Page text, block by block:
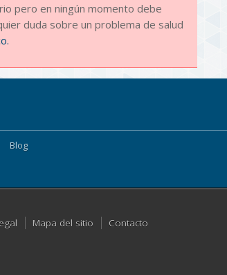
pero en ningún momento debe
duda sobre un problema de salud
Blog
Mapa del sitio Contacto